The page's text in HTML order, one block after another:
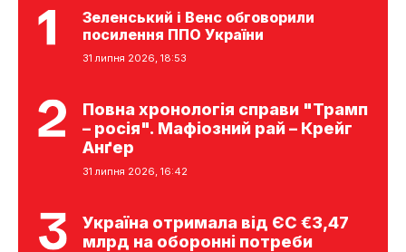
Зеленський і Венс обговорили
посилення ППО України
31 липня 2026, 18:53
Повна хронологія справи "Трамп
– росія". Мафіозний рай – Крейг
Анґер
31 липня 2026, 16:42
Україна отримала від ЄС €3,47
млрд на оборонні потреби